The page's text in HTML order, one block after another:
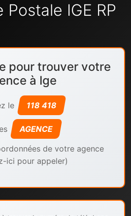
Postale IGE RP
pour trouver votre
à Ige
le 118 418
AGENCE
de votre agence
ici pour appeler)